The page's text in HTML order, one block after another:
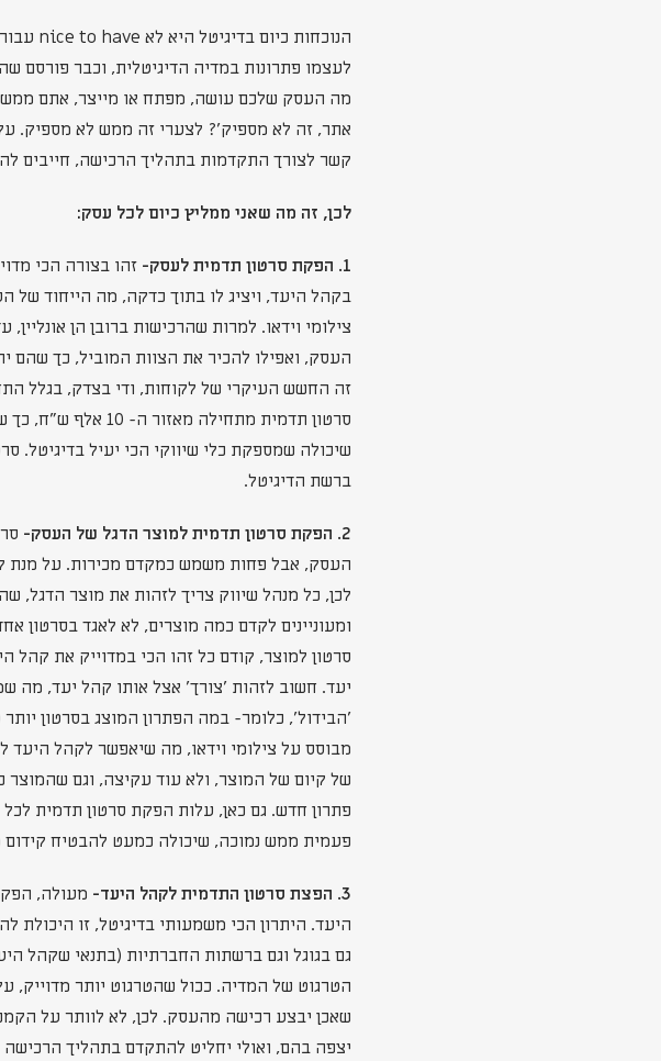
לעצמו פתרונות במדיה הדיגיטלית, וכבר פורסם
מה העסק שלכם עושה, מפתח או מייצר, אתם ממש
אתר, זה לא מספיק'? לצערי זה ממש לא מספיק. על
קשר לצורך התקדמות בתהליך הרכישה, חייבים
לכן, זה מה שאני ממליץ כיום לכל עסק:
1. הפקת סרטון תדמית לעסק-
זהו בצורה הכי
בקהל היעד, ויציג לו בתוך כדקה, מה הייחוד של
צילומי וידאו. למרות שהרכישות ברובן הן
העסק, ואפילו להכיר את הצוות המוביל, כך שהם
זה החשש העיקרי של לקוחות, ודי בצדק, בגלל
סרטון תדמית
שיכולה שמספקת כלי שיווקי הכי יעיל
ברשת הדיגיטל.
2. הפקת סרטון תדמית למוצר הדגל של העסק-
העסק, אבל פחות משמש כמקדם מכירות. על מנת
לכן, כל מנהל שיווק צריך לזהות את מוצר הדגל,
ומעוניינים לקדם כמה מוצרים, לא לאגד בסרטון
סרטון למוצר, קודם כל זהו הכי במדוייק את
יעד. חשוב לזהות 'צורך' אצל אותו קהל יעד, מה
'הבידול', כלומר- במה הפתרון המוצג בסרטון
מבוסס על צילומי וידאו, מה שיאפשר לקהל
של קיום של המוצר, ולא עוד עקיצה, וגם שהמוצר
פעמית ממש נמוכה, שיכולה כמעט להבטיח קידום
3. הפצת סרטון התדמית לקהל היעד-
מעולה,
היעד. היתרון הכי משמעותי בדיגיטל, זו היכולת
גם בגוגל וגם ברשתות החברתיות (בתנאי שקהל
הטרגוט של המדיה. ככול שהטרגוט יותר מדוייק,
שאכן יבצע רכישה מהעסק. לכן, לא לוותר על
יצפה בהם, ואולי יחליט להתקדם בתהליך